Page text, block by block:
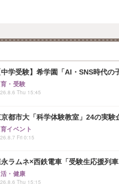
/フルリモート/6ヶ月研修付き/未経
ィング
万円
ーカーのコールセンタースタッフ/
社